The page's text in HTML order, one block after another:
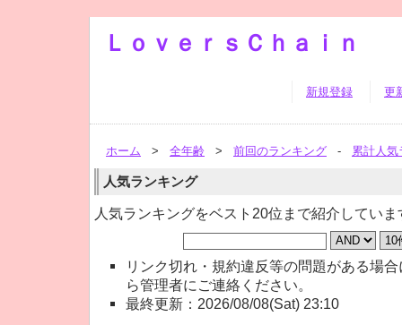
ＬｏｖｅｒｓＣｈａｉｎ
新規登録 更
ホーム > 全年齢 > 前回のランキング - 累計人気
人気ランキング
人気ランキングをベスト20位まで紹介していま
リンク切れ・規約違反等の問題がある場合
ら管理者にご連絡ください。
最終更新：2026/08/08(Sat) 23:10